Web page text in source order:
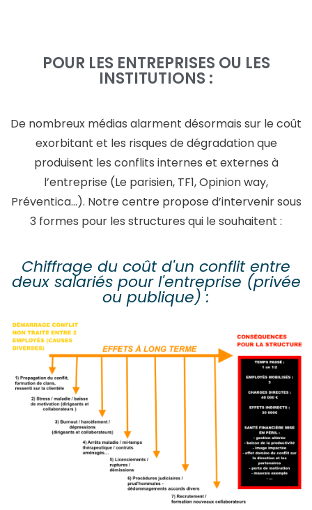
POUR LES ENTREPRISES OU LES
INSTITUTIONS :
De nombreux médias alarment désormais sur le coût
exorbitant et les risques de dégradation que
produisent les conflits internes et externes à
l’entreprise (Le parisien, TF1, Opinion way,
Préventica…). Notre centre propose d’intervenir sous
3 formes pour les structures qui le souhaitent :
Chiffrage du coût d'un conflit entre
deux salariés pour l'entreprise (privée
ou publique) :